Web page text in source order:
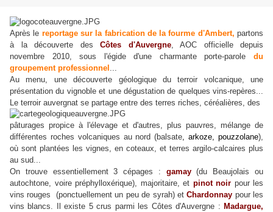
Après le reportage sur la fabrication de la fourme d'Ambert, partons
à la découverte des Côtes d'Auvergne, AOC officielle depuis
novembre 2010, sous l'égide d'une
charmante porte-paroledu
groupement professionnel ...
Au menu, une découverte géologique du terroir volcanique, une
présentation du vignoble et une dégustation de quelques vins-repères...
Le terroir auvergnat se partage entre des terres riches, céréalières, des
pâturages propice à l'élevage et d'autres, plus pauvres, mélange de
différentes roches volcaniques au nord (balsate, arkoze, pouzzolane),
où sont plantées les vignes, en coteaux, et terres argilo-calcaires plus
au sud...
On trouve essentiellement 3 cépages : gamay(du Beaujolais ou
autochtone, voire préphylloxérique), majoritaire, et pinot noir pour les
vins rouges (ponctuellement un peu de syrah) etChardonnay pour les
vins blancs. Il existe 5 crus parmi les Côtes d'Auvergne : Madargue,